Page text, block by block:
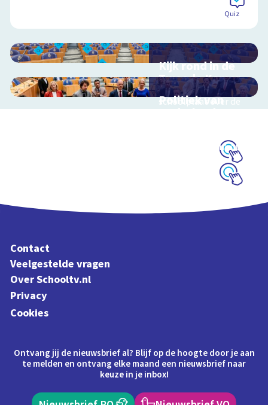
Quiz
Kijk rond in de
Tweede Kamer
Interactieve
schoolplaat over de
Nederlandse politiek
Schoolplaat
Politiek van
Nederland
over het Binnenhof
Contact
Veelgestelde vragen
Over Schooltv.nl
Privacy
Cookies
Ontvang jij de nieuwsbrief al? Blijf op de hoogte door je aan
te melden en ontvang elke maand een nieuwsbrief naar
keuze in je inbox!